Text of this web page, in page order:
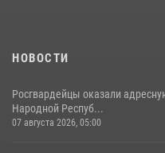
НОВОСТИ
Росгвардейцы оказали
Народной Респуб...
07 августа 2026, 05:00